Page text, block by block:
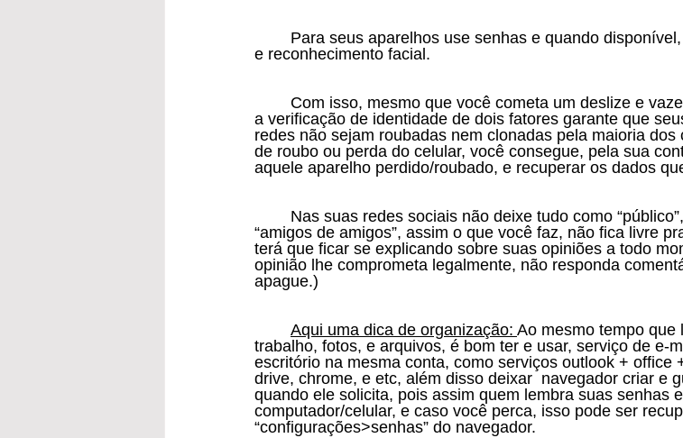
e reconhecimento facial.
a verificação de identidade de dois fatores garante que
redes não sejam roubadas nem clonadas pela maioria
de roubo ou perda do celular, você consegue, pela sua
aquele aparelho perdido/roubado, e recuperar os dados
“amigos de amigos”, assim o que você faz, não fica livre
terá que ficar se explicando sobre suas opiniões a todo
opinião lhe comprometa legalmente, não responda
apague.)
Aqui uma dica de organização: Ao mesmo tempo que
trabalho, fotos, e arquivos, é bom ter e usar, serviço de e-
escritório na mesma conta, como serviços outlook + office
drive, chrome, e etc, além disso deixar  navegador criar e
quando ele solicita, pois assim quem lembra suas senhas
computador/celular, e caso você perca, isso pode ser
“configurações>senhas” do navegador.